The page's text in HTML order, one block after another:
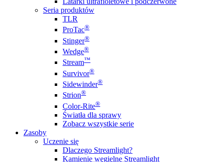
Seria produktów
TLR
ProTac®
Stinger®
Wedge®
Stream™
Survivor®
Sidewinder®
Strion®
Color-Rite®
Światła dla sprawy
Zobacz wszystkie serie
Zasoby
Uczenie się
Dlaczego Streamlight?
Kamienie węgielne Streamlight